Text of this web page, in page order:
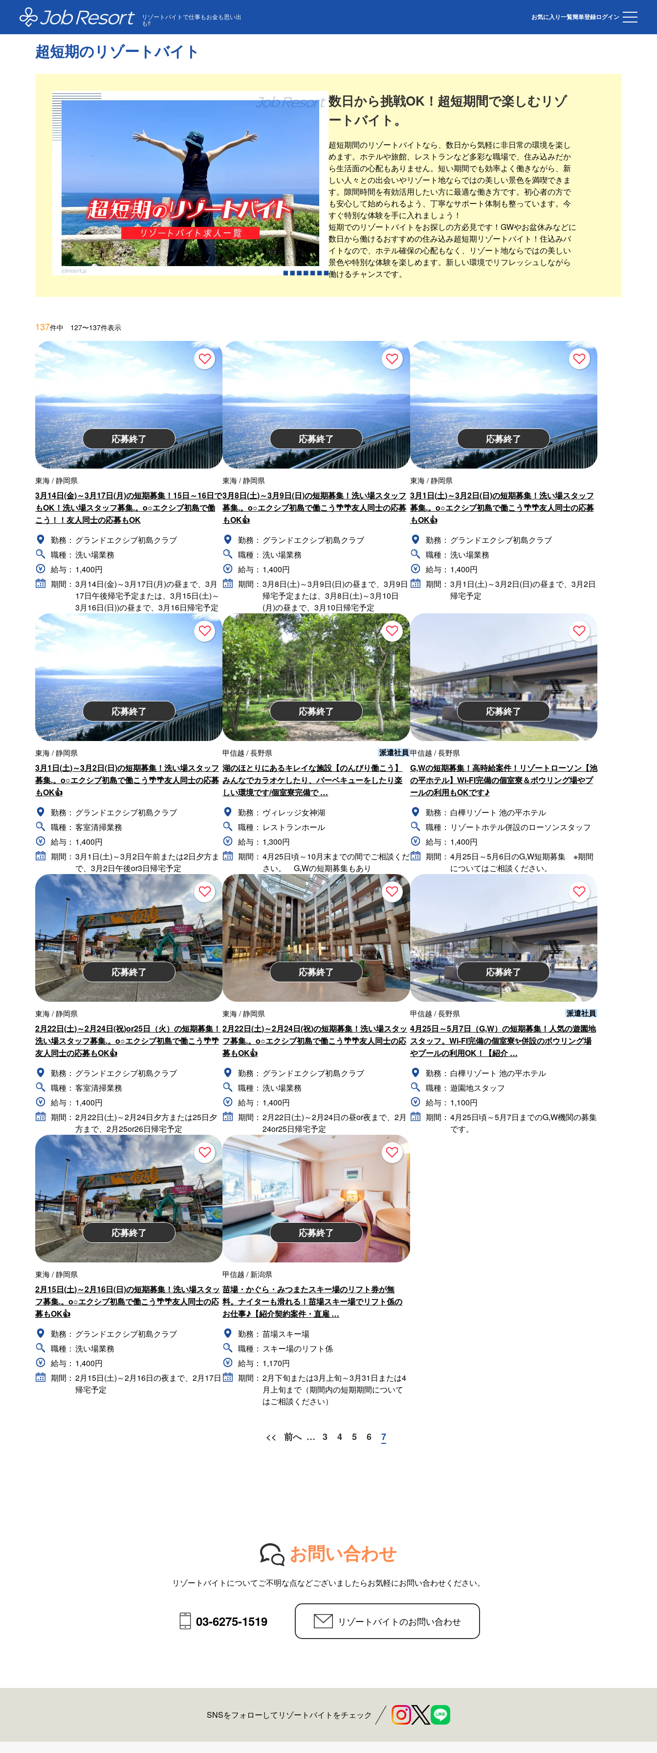
リゾートバイトで仕事もお金も思い出
も!!
お気に入り一覧簡単登録ログイン
HOME 超短期のリゾートバイト
超短期のリゾートバイト
数日から挑戦OK！超短期間で楽しむリゾ
ートバイト。
超短期間のリゾートバイトなら、数日から気軽に非日常の環境を楽し
めます。ホテルや旅館、レストランなど多彩な職場で、住み込みだか
ら生活面の心配もありません。短い期間でも効率よく働きながら、新
しい人々との出会いやリゾート地ならではの美しい景色を満喫できま
す。隙間時間を有効活用したい方に最適な働き方です。初心者の方で
も安心して始められるよう、丁寧なサポート体制も整っています。今
すぐ特別な体験を手に入れましょう！
短期でのリゾートバイトをお探しの方必見です！GWやお盆休みなどに
数日から働けるおすすめの住み込み超短期リゾートバイト！住込みバ
イトなので、ホテル確保の心配もなく、リゾート地ならではの美しい
景色や特別な体験を楽しめます。新しい環境でリフレッシュしながら
働けるチャンスです。
137件中 127〜137件表示
応募終了
東海 / 静岡県
3月14日(金)～3月17日(月)の短期募集！15日～16日で
もOK！洗い場スタッフ募集.。o○エクシブ初島で働
こう！！友人同士の応募もOK
勤務： グランドエクシブ初島クラブ
職種： 洗い場業務
給与： 1,400円
期間： 3月14日(金)～3月17日(月)の昼まで、3月
17日午後帰宅予定または、3月15日(土)～
3月16日(日))の昼まで、3月16日帰宅予定
応募終了
東海 / 静岡県
3月8日(土)～3月9日(日)の短期募集！洗い場スタッフ
募集.。o○エクシブ初島で働こう🌴🌴友人同士の応募
もOK👍
勤務： グランドエクシブ初島クラブ
職種： 洗い場業務
給与： 1,400円
期間： 3月8日(土)～3月9日(日)の昼まで、3月9日
帰宅予定または、3月8日(土)～3月10日
(月)の昼まで、3月10日帰宅予定
応募終了
東海 / 静岡県
3月1日(土)～3月2日(日)の短期募集！洗い場スタッフ
募集.。o○エクシブ初島で働こう🌴🌴友人同士の応募
もOK👍
勤務： グランドエクシブ初島クラブ
職種： 洗い場業務
給与： 1,400円
期間： 3月1日(土)～3月2日(日)の昼まで、3月2日
帰宅予定
応募終了
東海 / 静岡県
3月1日(土)～3月2日(日)の短期募集！洗い場スタッフ
募集.。o○エクシブ初島で働こう🌴🌴友人同士の応募
もOK👍
勤務： グランドエクシブ初島クラブ
職種： 客室清掃業務
給与： 1,400円
期間： 3月1日(土)～3月2日午前または2日夕方ま
で、3月2日午後or3日帰宅予定
応募終了
甲信越 / 長野県 派遣社員
湖のほとりにあるキレイな施設【のんびり働こう】
みんなでカラオケしたり、バーベキューをしたり楽
しい環境です/個室寮完備で …
勤務： ヴィレッジ女神湖
職種： レストランホール
給与： 1,300円
期間： 4月25日頃～10月末までの間でご相談くだ
さい。 G,Wの短期募集もあり
応募終了
甲信越 / 長野県
G,Wの短期募集！高時給案件！リゾートローソン【池
の平ホテル】Wi-FI完備の個室寮＆ボウリング場やプ
ールの利用もOKです♪
勤務： 白樺リゾート 池の平ホテル
職種： リゾートホテル併設のローソンスタッフ
給与： 1,400円
期間： 4月25日～5月6日のG,W短期募集 ※期間
についてはご相談ください。
応募終了
東海 / 静岡県
2月22日(土)～2月24日(祝)or25日（火）の短期募集！
洗い場スタッフ募集.。o○エクシブ初島で働こう🌴🌴
友人同士の応募もOK👍
勤務： グランドエクシブ初島クラブ
職種： 客室清掃業務
給与： 1,400円
期間： 2月22日(土)～2月24日夕方または25日夕
方まで、2月25or26日帰宅予定
応募終了
東海 / 静岡県
2月22日(土)～2月24日(祝)の短期募集！洗い場スタッ
フ募集.。o○エクシブ初島で働こう🌴🌴友人同士の応
募もOK👍
勤務： グランドエクシブ初島クラブ
職種： 洗い場業務
給与： 1,400円
期間： 2月22日(土)～2月24日の昼or夜まで、2月
24or25日帰宅予定
応募終了
甲信越 / 長野県 派遣社員
4月25日～5月7日（G,W）の短期募集！人気の遊園地
スタッフ。Wi-FI完備の個室寮✨併設のボウリング場
やプールの利用OK！【紹介 …
勤務： 白樺リゾート 池の平ホテル
職種： 遊園地スタッフ
給与： 1,100円
期間： 4月25日頃～5月7日までのG,W機関の募集
です。
応募終了
東海 / 静岡県
2月15日(土)～2月16日(日)の短期募集！洗い場スタッ
フ募集.。o○エクシブ初島で働こう🌴🌴友人同士の応
募もOK👍
勤務： グランドエクシブ初島クラブ
職種： 洗い場業務
給与： 1,400円
期間： 2月15日(土)～2月16日の夜まで、2月17日
帰宅予定
応募終了
甲信越 / 新潟県
苗場・かぐら・みつまたスキー場のリフト券が無
料。ナイターも滑れる！苗場スキー場でリフト係の
お仕事♪【紹介契約案件・直雇 …
勤務： 苗場スキー場
職種： スキー場のリフト係
給与： 1,170円
期間： 2月下旬または3月上旬～3月31日または4
月上旬まで（期間内の短期期間について
はご相談ください）
<< 前へ … 3 4 5 6 7
お問い合わせ
リゾートバイトについてご不明な点などございましたらお気軽にお問い合わせください。
03-6275-1519 リゾートバイトのお問い合わせ
SNSをフォローしてリゾートバイトをチェック